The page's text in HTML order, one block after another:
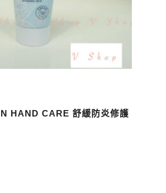
HAND CARE 舒緩防炎修護